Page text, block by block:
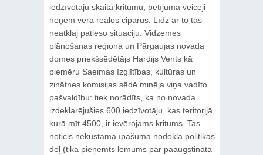
iedzīvotāju skaita kritumu, pētījuma veicēji
neņem vērā reālos ciparus. Līdz ar to tas
neatklāj patieso situāciju. Vidzemes
plānošanas reģiona un Pārgaujas novada
domes priekšsēdētājs Hardijs Vents kā
piemēru Saeimas Izglītības, kultūras un
zinātnes komisijas sēdē minēja viņa vadīto
pašvaldību: tiek norādīts, ka no novada
izdeklarējušies 600 iedzīvotāju, kas teritorijā,
kurā mīt 4500, ir ievērojams kritums. Tas
noticis nekustamā īpašuma nodokļa politikas
dēļ (tika pieņemts lēmums par paaugstināta